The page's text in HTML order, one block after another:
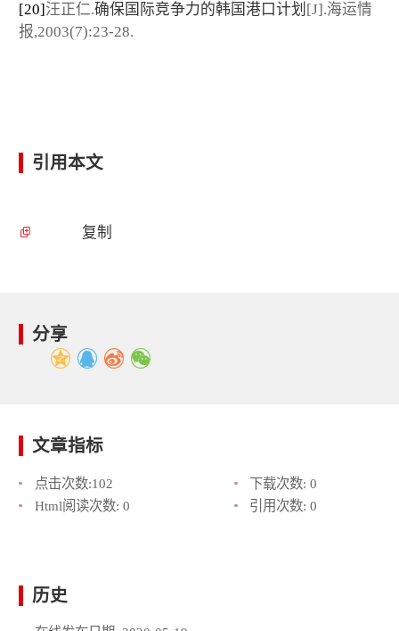
[20]汪正仁.确保国际竞争力的韩国港口计划 [J].海运情
报,2003(7):23-28.
引用本文
复制
分享
文章指标
点击次数:102 下载次数: 0
Html阅读次数: 0 引用次数: 0
历史